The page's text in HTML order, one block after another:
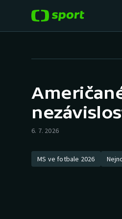
Hokej
Tenis
Cyklistika
6. 7. 2026
MS ve fotbale 2026